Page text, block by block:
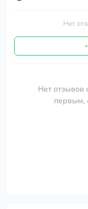
Нет
Нет отзывов
первым,